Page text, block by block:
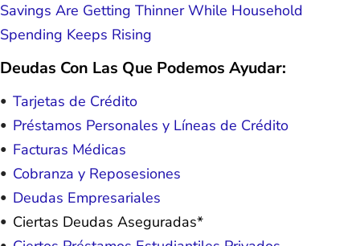
Savings Are Getting Thinner While Household
Spending Keeps Rising
Deudas Con Las Que Podemos Ayudar:
Tarjetas de Crédito
Préstamos Personales y Líneas de Crédito
Facturas Médicas
Cobranza y Reposesiones
Deudas Empresariales
Ciertas Deudas Aseguradas*